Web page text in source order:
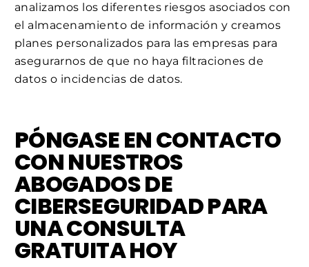
analizamos los diferentes riesgos asociados con
el almacenamiento de información y creamos
planes personalizados para las empresas para
asegurarnos de que no haya filtraciones de
datos o incidencias de datos.
PÓNGASE EN CONTACTO
CON NUESTROS
ABOGADOS DE
CIBERSEGURIDAD PARA
UNA CONSULTA
GRATUITA HOY